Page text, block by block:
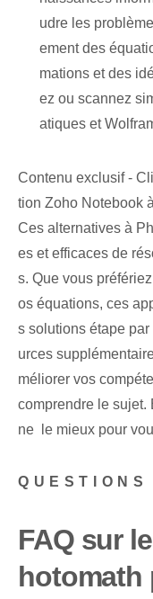
udre les
ement des
mations et des
ez ou scannez
atiques et
Contenu exclusif -
tion Zoho Notebook
Ces alternatives à
es et ⁢efficaces‌ de
s. Que vous
os équations, ces
s solutions étape
urces
méliorer vos
comprendre le sujet.
ne ⁤ le mieux ‌pour
QUESTIONS
FAQ sur
hotomath